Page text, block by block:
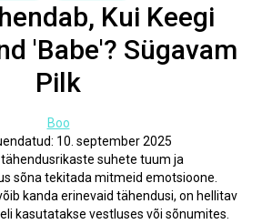
Kui Keegi
'Babe'? Sügavam
Pilk
Boo
10. september 2025
suhete tuum ja
sõna tekitada mitmeid emotsioone.
kanda erinevaid tähendusi, on hellitav
kasutatakse vestluses või sõnumites.